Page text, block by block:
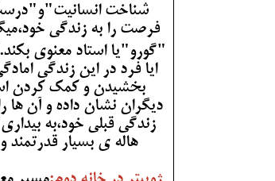
شناخت
فرصت را به زندگی
"گورو"یا استاد معنوی
ایا فرد در این زندگی
بخشیدن و کمک کردن
دیگران نشان داده و آن ها
زندگی قبلی خود،به
هاله ی بسیار